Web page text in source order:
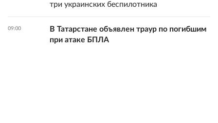
три украинских беспилотника
09:00
В Татарстане объявлен траур по погибшим
при атаке БПЛА